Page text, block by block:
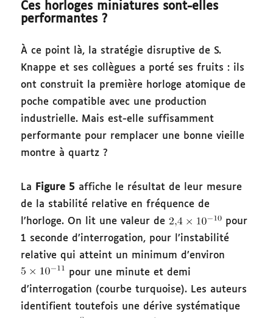
Ces horloges miniatures sont-elles
performantes ?
À ce point là, la stratégie disruptive de S.
Knappe et ses collègues a porté ses fruits : ils
ont construit la première horloge atomique de
poche compatible avec une production
industrielle. Mais est-elle suffisamment
performante pour remplacer une bonne vieille
montre à quartz ?
La Figure 5 affiche le résultat de leur mesure
de la stabilité relative en fréquence de
l’horloge. On lit une valeur de
pour
1 seconde d’interrogation, pour l’instabilité
relative qui atteint un minimum d’environ
pour une minute et demi
d’interrogation (courbe turquoise). Les auteurs
identifient toutefois une dérive systématique